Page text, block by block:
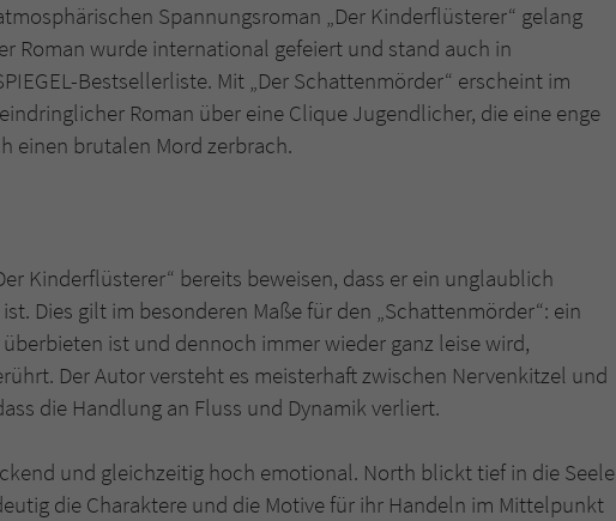
Spannungsroman „Der Kinderflüsterer“ gelang
Roman wurde international gefeiert und stand auch in
Bestsellerliste. Mit „Der Schattenmörder“ erscheint im
Roman über eine Clique Jugendlicher, die eine enge
einen brutalen Mord zerbrach.
Kinderflüsterer“ bereits beweisen, dass er ein unglaublich
Dies gilt im besonderen Maße für den „Schattenmörder“: ein
ist und dennoch immer wieder ganz leise wird,
Der Autor versteht es meisterhaft zwischen Nervenkitzel und
die Handlung an Fluss und Dynamik verliert.
und gleichzeitig hoch emotional. North blickt tief in die Seele
die Charaktere und die Motive für ihr Handeln im Mittelpunkt